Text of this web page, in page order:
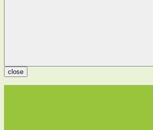
close